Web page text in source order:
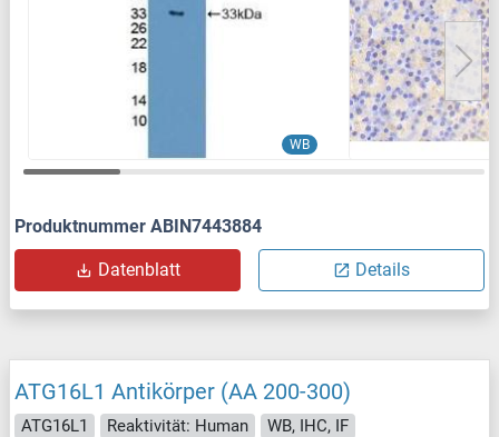
WB
Produktnummer ABIN7443884
Datenblatt Details
ATG16L1 Antikörper (AA 200-300)
ATG16L1 Reaktivität: Human
WB, IHC, IF